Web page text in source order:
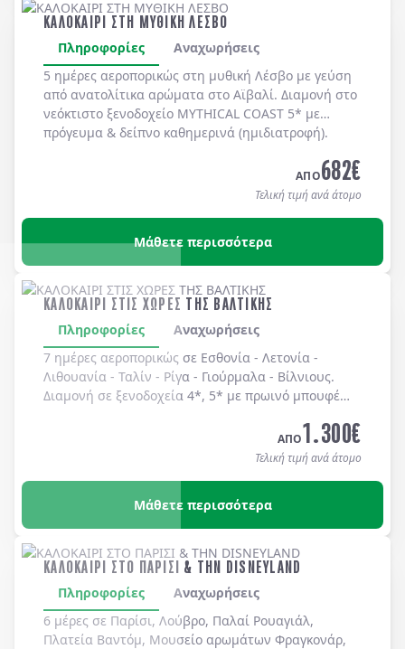
ΚΑΛΟΚΑΙΡΙ ΣΤΗ ΜΥΘΙΚΗ ΛΕΣΒΟ
Πληροφορίες
Αναχωρήσεις
5 ημέρες αεροπορικώς στη μυθική Λέσβο με γεύση
από ανατολίτικα αρώματα στο Αϊβαλί. Διαμονή στο
νεόκτιστο ξενοδοχείο MYTHICAL COAST 5* με
πρόγευμα & δείπνο καθημερινά (ημιδιατροφή).
ΑΠΟ682€
Τελική τιμή ανά άτομο
Μάθετε περισσότερα
ΚΑΛΟΚΑΙΡΙ ΣΤΙΣ ΧΩΡΕΣ ΤΗΣ ΒΑΛΤΙΚΗΣ
Πληροφορίες
Αναχωρήσεις
7 ημέρες αεροπορικώς σε Εσθονία - Λετονία -
Λιθουανία - Ταλίν - Ρίγα - Γιούρμαλα - Βίλνιους.
Διαμονή σε ξενοδοχεία 4*, 5* με πρωινό μπουφέ
ΑΠΟ1.300€
Τελική τιμή ανά άτομο
Μάθετε περισσότερα
ΚΑΛΟΚΑΙΡΙ ΣΤΟ ΠΑΡΙΣΙ & ΤΗΝ DISNEYLAND
Πληροφορίες
Αναχωρήσεις
6 μέρες σε Παρίσι, Λούβρο, Παλαί Ρουαγιάλ,
Πλατεία Βαντόμ, Μουσείο αρωμάτων Φραγκονάρ,